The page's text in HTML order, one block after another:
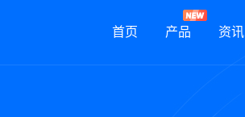
首页 产品 资讯